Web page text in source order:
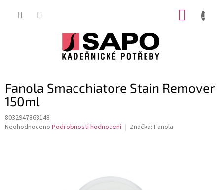
Fanola Smacchiatore Stain Remover
150ml
8032947868148
Průměrné
Neohodnoceno Podrobnosti hodnocení Značka: Fanola